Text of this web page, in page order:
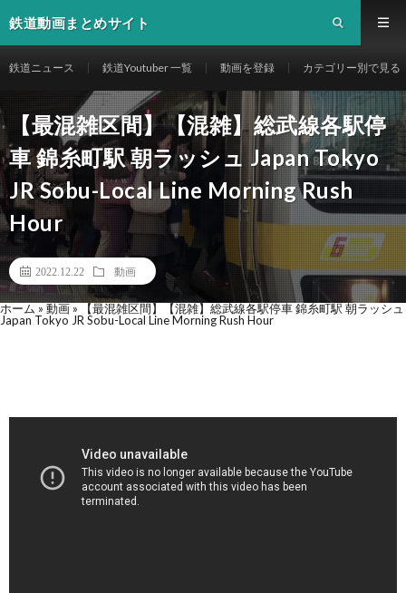
鉄道動画まとめサイト
鉄道ニュース 鉄道Youtuber 一覧 動画を登録 カテゴリー別で見る
【最混雑区間】【混雑】総武線各駅停
車 錦糸町駅 朝ラッシュ Japan Tokyo
JR Sobu-Local Line Morning Rush
Hour
2022.12.22 動画
ホーム » 動画 » 【最混雑区間】【混雑】総武線各駅停車 錦糸町駅 朝ラッシュ
Japan Tokyo JR Sobu-Local Line Morning Rush Hour